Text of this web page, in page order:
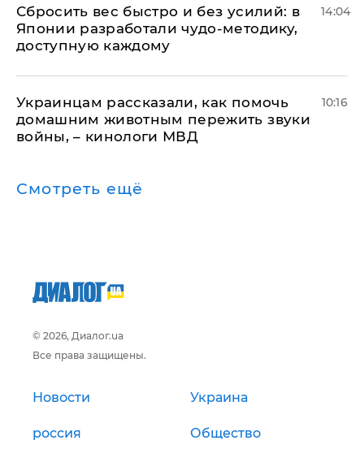
Сбросить вес быстро и без усилий: в
Японии разработали чудо-методику,
доступную каждому
14:04
Украинцам рассказали, как помочь
домашним животным пережить звуки
войны, – кинологи МВД
10:16
Смотреть ещё
© 2026, Диалог.ua
Все права защищены.
Новости Украина
россия Общество